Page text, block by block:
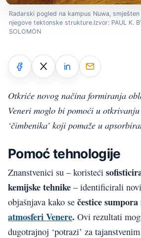
Radarski pogled na kampus Nuwa, smješten
njegove tektonske strukture.Izvor: PAUL K.
SOLOMON
Otkriće novog načina formiranja
Veneri moglo bi pomoći u
‘čimbenika’ koji pomaže u
Pomoć tehnologije
Znanstvenici su – koristeći
kemijske tehnike – identificirali
objašnjava kako se čestice
atmosferi Venere. Ovi rezultati
dugotrajnoj ‘potrazi’ za